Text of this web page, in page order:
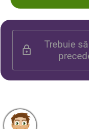
Trebuie